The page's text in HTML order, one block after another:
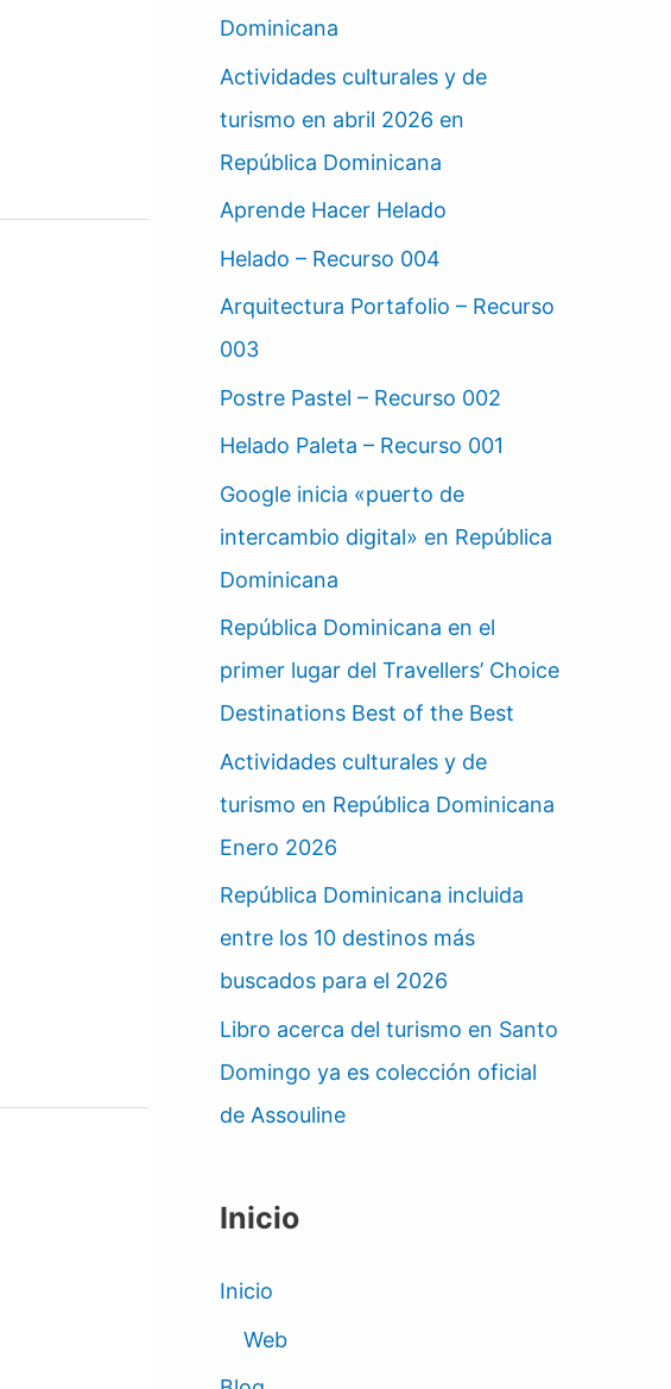
Dominicana
Actividades culturales y de
turismo en abril 2026 en
República Dominicana
Aprende Hacer Helado
Helado – Recurso 004
Arquitectura Portafolio – Recurso
003
Postre Pastel – Recurso 002
Helado Paleta – Recurso 001
Google inicia «puerto de
intercambio digital» en República
Dominicana
República Dominicana en el
primer lugar del Travellers’ Choice
Destinations Best of the Best
Actividades culturales y de
turismo en República Dominicana
Enero 2026
República Dominicana incluida
entre los 10 destinos más
buscados para el 2026
Libro acerca del turismo en Santo
Domingo ya es colección oficial
de Assouline
Inicio
Inicio
Web